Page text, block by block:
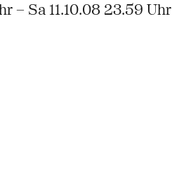
– Sa 11.10.08 23.59 Uhr